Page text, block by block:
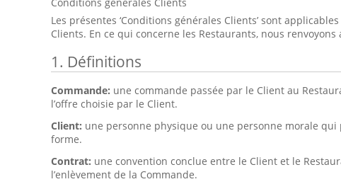
Les présentes ‘Conditions générales Clients’ sont
Clients. En ce qui concerne les Restaurants, nous renvoyons
1. Définitions
Commande: une commande passée par le Client au
l’offre choisie par le Client.
Client: une personne physique ou une personne morale
forme.
Contrat: une convention conclue entre le Client et le
l’enlèvement de la Commande.